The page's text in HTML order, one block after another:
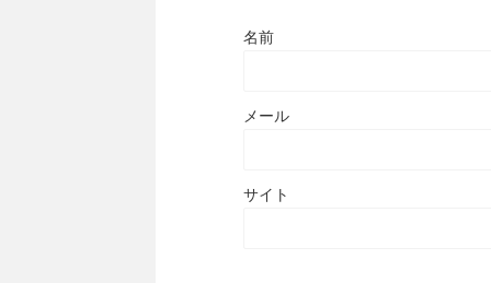
名前
メール
サイト